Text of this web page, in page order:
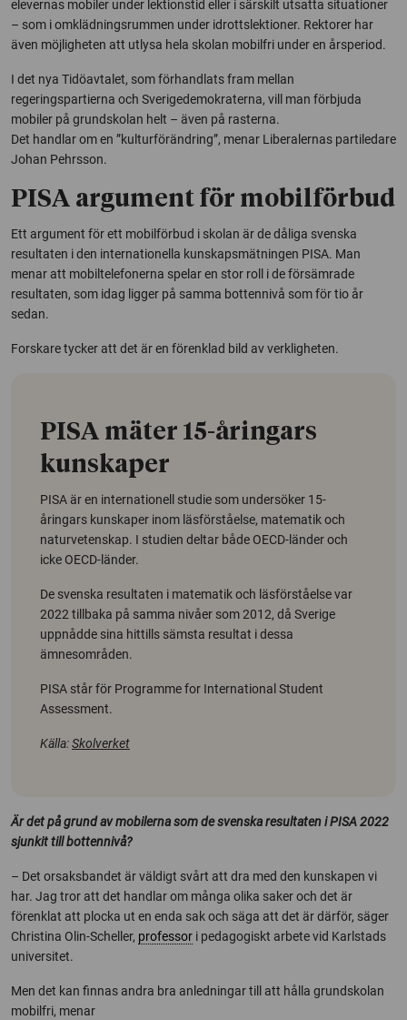
elevernas mobiler under lektionstid eller i särskilt utsatta situationer
– som i omklädningsrummen under idrottslektioner. Rektorer har
även möjligheten att utlysa hela skolan mobilfri under en årsperiod.
I det nya Tidöavtalet, som förhandlats fram mellan
regeringspartierna och Sverigedemokraterna, vill man förbjuda
mobiler på grundskolan helt – även på rasterna.
Det handlar om en ”kulturförändring”, menar Liberalernas partiledare
Johan Pehrsson.
PISA argument för mobilförbud
Ett argument för ett mobilförbud i skolan är de dåliga svenska
resultaten i den internationella kunskapsmätningen PISA. Man
menar att mobiltelefonerna spelar en stor roll i de försämrade
resultaten, som idag ligger på samma bottennivå som för tio år
sedan.
Forskare tycker att det är en förenklad bild av verkligheten.
PISA mäter 15-åringars
kunskaper
PISA är en internationell studie som undersöker 15-
åringars kunskaper inom läsförståelse, matematik och
naturvetenskap. I studien deltar både OECD-länder och
icke OECD-länder.
De svenska resultaten i matematik och läsförståelse var
2022 tillbaka på samma nivåer som 2012, då Sverige
uppnådde sina hittills sämsta resultat i dessa
ämnesområden.
PISA står för Programme for International Student
Assessment.
Källa:Skolverket
Är det på grund av mobilerna som de svenska resultaten i PISA 2022
sjunkit till bottennivå?
– Det orsaksbandet är väldigt svårt att dra med den kunskapen vi
har. Jag tror att det handlar om många olika saker och det är
förenklat att plocka ut en enda sak och säga att det är därför, säger
Christina Olin-Scheller, professor i pedagogiskt arbete vid Karlstads
universitet.
Men det kan finnas andra bra anledningar till att hålla grundskolan
mobilfri, menar